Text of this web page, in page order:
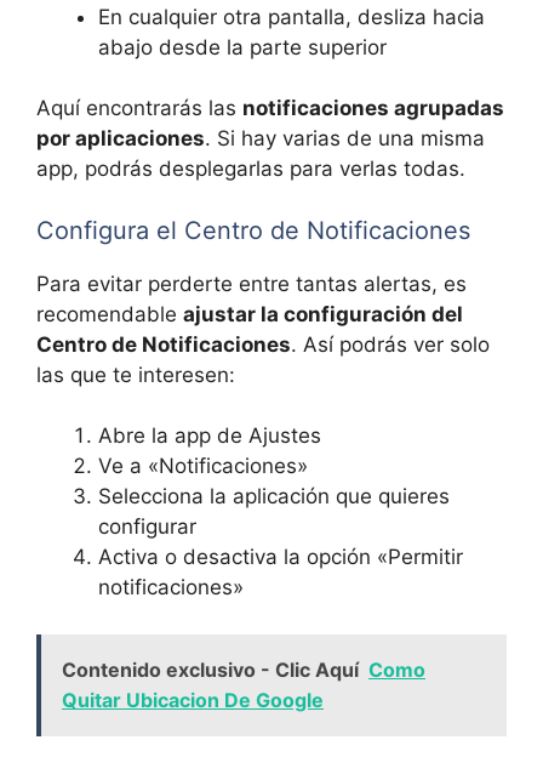
En cualquier otra pantalla, desliza hacia
abajo desde la parte superior
Aquí encontrarás las notificaciones agrupadas
por aplicaciones. Si hay varias de una misma
app, podrás desplegarlas para verlas todas.
Configura el Centro de Notificaciones
Para evitar perderte entre tantas alertas, es
recomendable ajustar la configuración del
Centro de Notificaciones. Así podrás ver solo
las que te interesen:
Abre la app de Ajustes
Ve a «Notificaciones»
Selecciona la aplicación que quieres
configurar
Activa o desactiva la opción «Permitir
notificaciones»
Contenido exclusivo - Clic Aquí Como
Quitar Ubicacion De Google